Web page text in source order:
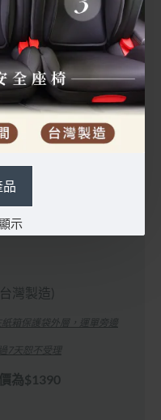
品
示
重為9-36KG
布套後面收納袋)
升
真方便
無毒檢測、塑料通
灣製造)
箱保護袋外層，運單旁邊
7天恕不受理
為$1390